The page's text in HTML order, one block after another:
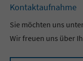
Kontaktaufnahme
Sie möchten uns
Wir freuen uns über